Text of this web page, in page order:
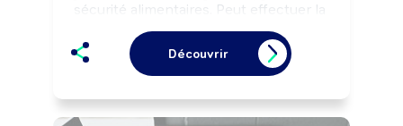
sécurité alimentaires. Peut effectuer la
confiserie, chocolaterie et glacerie.
Peut gérer un commerce de détail
alimentaire (pâtisserie, confiserie,
Découvrir